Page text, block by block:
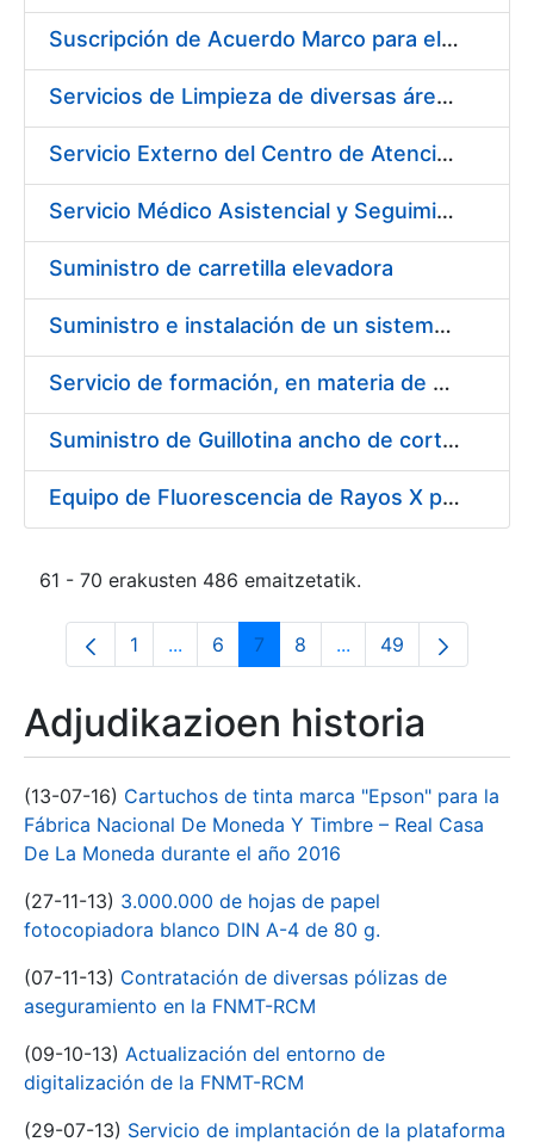
Erakutsi/Ezkutatu
Suscripción de Acuerdo Marco para el Suministro de Material de Herramienta y Materiales Específicos para Mecanizados
Servicios de Limpieza de diversas áreas y edificios de la Fábrica, Servicio de Acarreo de mobiliario y enseres y Mantenimiento de las Zonas Ajardinadas para la Fábrica de Papel de Burgos de la Fábrica Nacional de Moneda y Timbre – Real Casa de la Moneda
Servicio Externo del Centro de Atención Telefónica (CAT) de la Fábrica Nacional de Moneda y Timbre-Real Casa de la Moneda (Ceres, DNI Electrónico, Revocación/Suspensión/Cancelación de la Suspensión, Devolución, SNE y Trazabilidad del Tabaco)
Servicio Médico Asistencial y Seguimiento del Absentismo Laboral para la Fábrica Nacional de Moneda y Timbre – Real Casa de la Moneda en Burgos
Suministro de carretilla elevadora
Suministro e instalación de un sistema continuo de monitorización de las emisiones de la caldera en la fábrica de papel Burgos, FNMT-RCM
Servicio de formación, en materia de prevención de riesgos laborales, de cursos de operador de carretillas de manutención, puente grúa, polipastos y plataformas móviles de personal (pemp), en sus sedes de Madrid y Burgos.
Suministro de Guillotina ancho de corte 92 cm
Equipo de Fluorescencia de Rayos X por Dispersión de Energías (EDXRF)
61 - 70 erakusten 486 emaitzetatik.
Orrialdea
1 ...Intermediate Pages Use TAB to
Orrialdea
6 Orrialdea
7 Orrialdea
8 ...Intermediate Pages
Orrialdea
49
Adjudikazioen historia
(13-07-16) Cartuchos de tinta marca "Epson" para la
Fábrica Nacional De Moneda Y Timbre – Real Casa
De La Moneda durante el año 2016
(27-11-13) 3.000.000 de hojas de papel
fotocopiadora blanco DIN A-4 de 80 g.
(07-11-13) Contratación de diversas pólizas de
aseguramiento en la FNMT-RCM
(09-10-13) Actualización del entorno de
digitalización de la FNMT-RCM
(29-07-13) Servicio de implantación de la plataforma